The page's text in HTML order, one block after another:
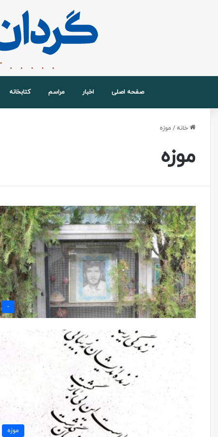
صفحه اصلی اخبار مراسم کتابخانه
خانه / موزه
موزه
-
موزه